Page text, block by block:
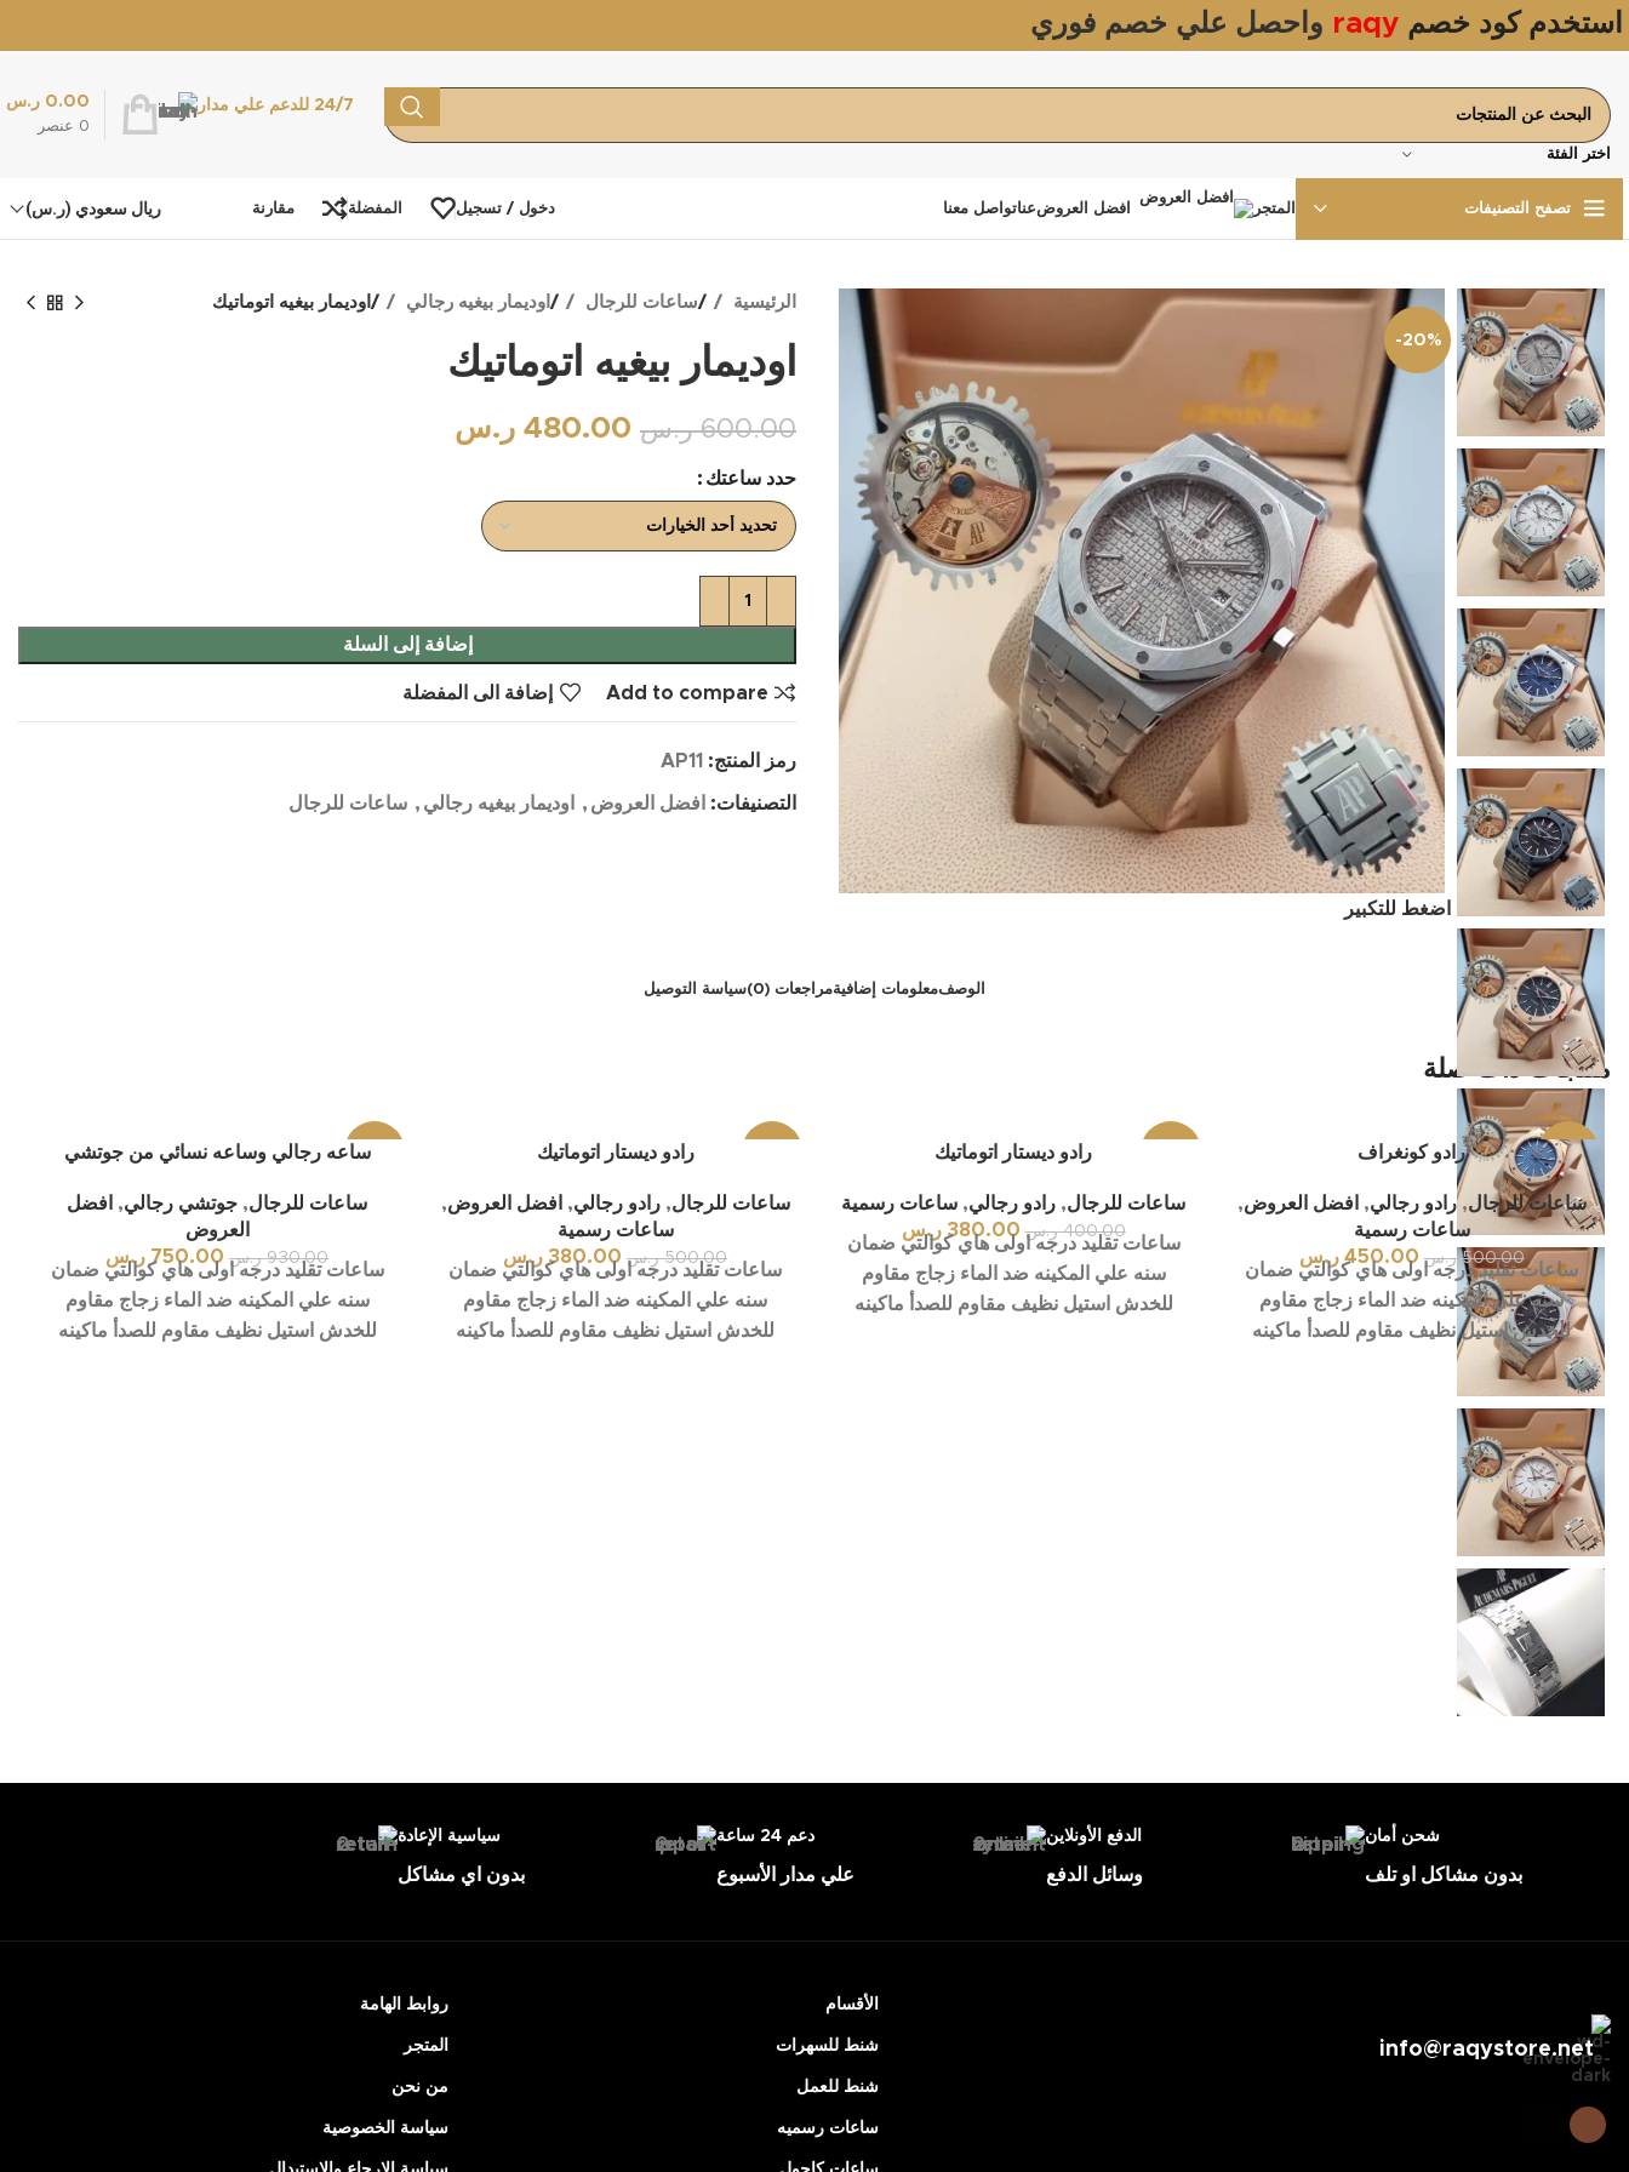
استخدم كود خصم raqy واحصل علي خصم فوري
اختر الفئة
24/7 للدعم علي مدار
0 عنصر
0.00 ر.س
تصفح التصنيفات المتجر افضل العروضعناتواصل معنا دخول / تسجيل المفضلة مقارنة ريال سعودي (ر.س)
-20%
اضغط للتكبير
الرئيسية ساعات للرجال اوديمار بيغيه رجالي اوديمار بيغيه اتوماتيك
اوديمار بيغيه اتوماتيك
600.00 ر.س 480.00 ر.س
حدد ساعتك
إضافة إلى السلة
Add to compare إضافة الى المفضلة
رمز المنتج: AP11
التصنيفات: افضل العروض , اوديمار بيغيه رجالي , ساعات للرجال
الوصفمعلومات إضافيةمراجعات (0) سياسة التوصيل
منتجات ذات صلة
-10%
بيعت ك
لها
رادو كونغراف
ساعات للرجال,رادو رجالي, افضل العروض,
ساعات رسمية
500.00 ر.س 450.00 ر.س
ساعات تقليد درجه اولى هاي كوالتي ضمان
سنه علي المكينه ضد الماء زجاج مقاوم
للخدش استيل نظيف مقاوم للصدأ ماكينه
بيعت ك
رادو ديستار اتوماتيك
ساعات للرجال, رادو رجالي, ساعات رسمية
400.00 ر.س 380.00 ر.س
ساعات تقليد درجه اولى هاي كوالتي ضمان
سنه علي المكينه ضد الماء زجاج مقاوم
للخدش استيل نظيف مقاوم للصدأ ماكينه
بيعت ك
رادو ديستار اتوماتيك
ساعات للرجال,رادو رجالي, افضل العروض,
ساعات رسمية
500.00 ر.س 380.00 ر.س
ساعات تقليد درجه اولى هاي كوالتي ضمان
سنه علي المكينه ضد الماء زجاج مقاوم
للخدش استيل نظيف مقاوم للصدأ ماكينه
-19%ساعه رجالي وساعه نسائي من جوتشي
ساعات للرجال, جوتشي رجالي, افضل
العروض
930.00 ر.س 750.00 ر.س
ساعات تقليد درجه اولى هاي كوالتي ضمان
سنه علي المكينه ضد الماء زجاج مقاوم
للخدش استيل نظيف مقاوم للصدأ ماكينه
شحن أمان
بدون مشاكل او تلف
الدفع الأونلاين
وسائل الدفع
دعم 24 ساعة
علي مدار الأسبوع
سياسية الإعادة
بدون اي مشاكل
info@raqystore.net
الأقسام
شنط للسهرات
شنط للعمل
ساعات رسميه
روابط الهامة
المتجر
من نحن
سياسة الخصوصية
انستجرام
سناب شات
تيك توك